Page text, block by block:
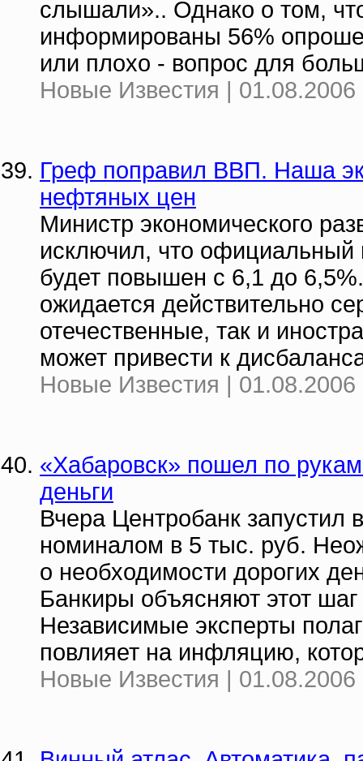
слышали».. Однако о том,
информированы 56%
или плохо - вопрос для
Новые Известия | 01.08.2006
Греф поправил ВВП. Наша
нефтяных цен
Министр экономического
исключил, что официальный
будет повышен с 6,1 до
ожидается действительно
отечественные, так и
может привести к
Новые Известия | 01.08.2006
«Хабаровск» пошел по
деньги
Вчера Центробанк запустил
номиналом в 5 тыс. руб.
о необходимости дорогих
Банкиры объясняют этот
Независимые эксперты
повлияет на инфляцию,
Новые Известия | 01.08.2006